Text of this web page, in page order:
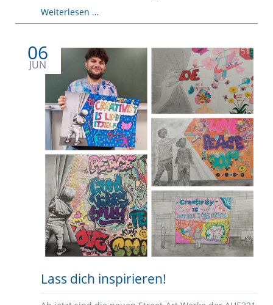
Weiterlesen …
stehen
auf!
06
JUN
Lass dich inspirieren!